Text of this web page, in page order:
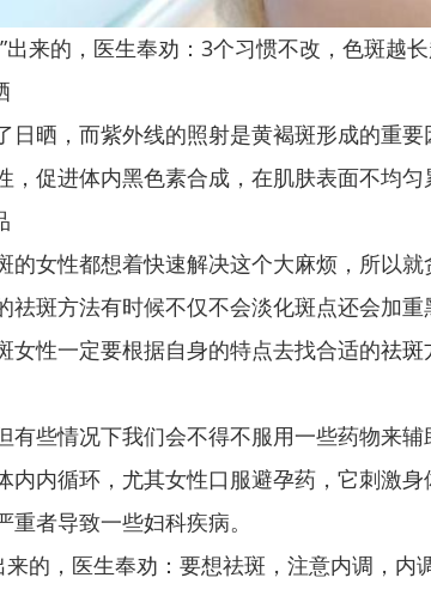
来的，医生奉劝：3个习惯不改，色斑越长
晒，而紫外线的照射是黄褐斑形成的重要
，促进体内黑色素合成，在肌肤表面不均匀
女性都想着快速解决这个大麻烦，所以就
祛斑方法有时候不仅不会淡化斑点还会加重
性一定要根据自身的特点去找合适的祛斑
些情况下我们会不得不服用一些药物来辅
内内循环，尤其女性口服避孕药，它刺激
者导致一些妇科疾病。
的，医生奉劝：要想祛斑，注意内调，内